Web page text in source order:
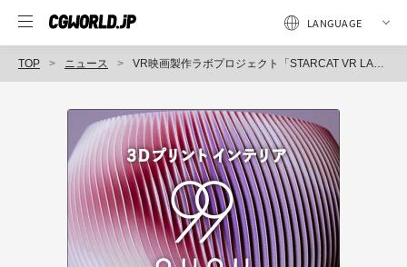
TOP ニュース VR映画製作ラボプロジェクト「STARCAT VR LAB」映画監督・井上博貴氏を迎え製作スタート（スターキャット・ケーブルネットワーク）